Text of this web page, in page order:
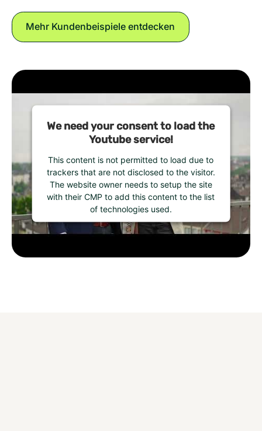
Mehr Kundenbeispiele entdecken
We need your consent to load the
Youtube service!
This content is not permitted to load due to
trackers that are not disclosed to the visitor.
The website owner needs to setup the site
with their CMP to add this content to the list
of technologies used.